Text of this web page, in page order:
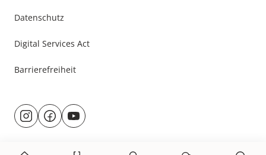
Datenschutz
Digital Services Act
Barrierefreiheit
Besuche
uns@rund.ums.baby
facebook.com/rundumsbaby.de
youtube.com/@rundumsbaby_